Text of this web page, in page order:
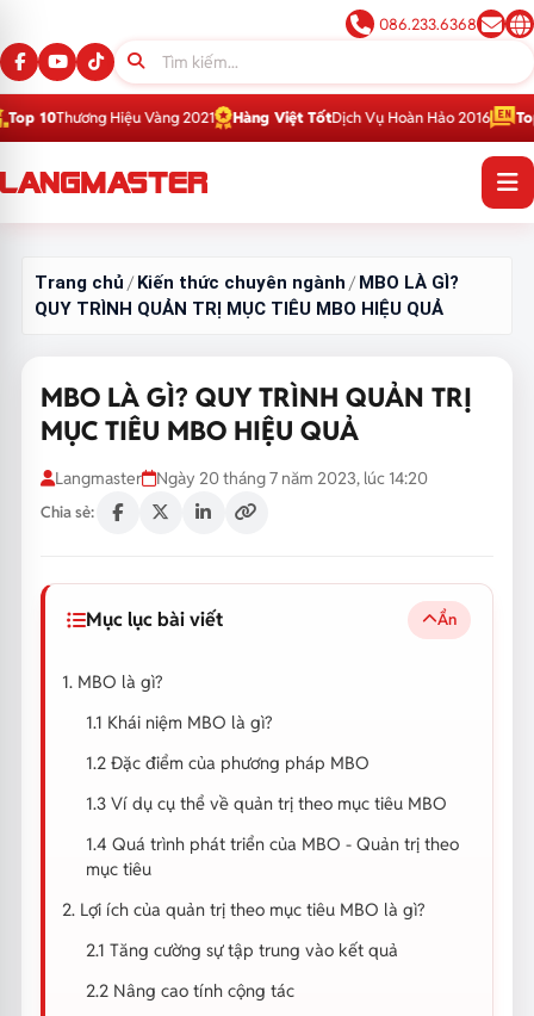
086.233.6368
Vàng 2021 Hàng Việt TốtDịch Vụ Hoàn Hảo 2016 Top 1Thương Hiệu
Trang chủ /Kiến thức chuyên ngành /MBO LÀ GÌ?
QUY TRÌNH QUẢN TRỊ MỤC TIÊU MBO HIỆU QUẢ
MBO LÀ GÌ? QUY TRÌNH QUẢN TRỊ
MỤC TIÊU MBO HIỆU QUẢ
Langmaster Ngày 20 tháng 7 năm 2023, lúc 14:20
Chia sẻ:
Mục lục bài viết Ẩn
1. MBO là gì?
1.1 Khái niệm MBO là gì?
1.2 Đặc điểm của phương pháp MBO
1.3 Ví dụ cụ thể về quản trị theo mục tiêu MBO
1.4 Quá trình phát triển của MBO - Quản trị theo
mục tiêu
2. Lợi ích của quản trị theo mục tiêu MBO là gì?
2.1 Tăng cường sự tập trung vào kết quả
2.2 Nâng cao tính cộng tác